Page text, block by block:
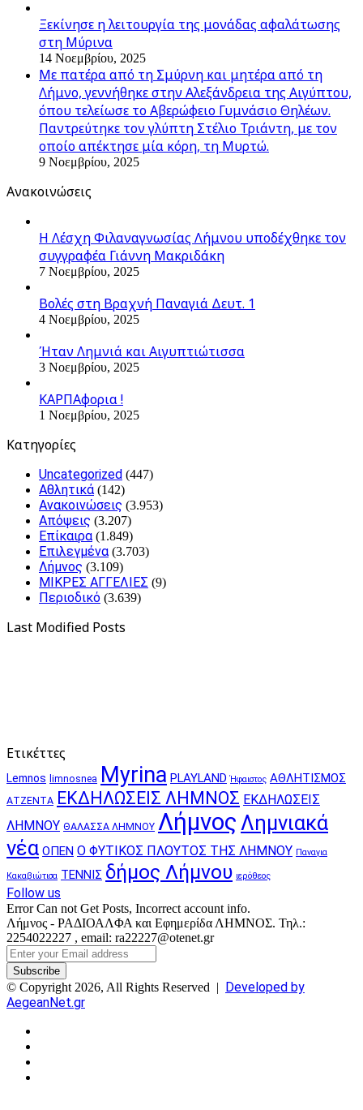
Ξεκίνησε η λειτουργία της μονάδας αφαλάτωσης
στη Μύρινα
14 Νοεμβρίου, 2025
Με πατέρα από τη Σμύρνη και μητέρα από τη
Λήμνο, γεννήθηκε στην Αλεξάνδρεια της Αιγύπτου,
όπου τελείωσε το Αβερώφειο Γυμνάσιο Θηλέων.
Παντρεύτηκε τον γλύπτη Στέλιο Τριάντη, με τον
οποίο απέκτησε μία κόρη, τη Μυρτώ.
9 Νοεμβρίου, 2025
Ανακοινώσεις
Η Λέσχη Φιλαναγνωσίας Λήμνου υποδέχθηκε τον
συγγραφέα Γιάννη Μακριδάκη
7 Νοεμβρίου, 2025
Βολές στη Βραχνή Παναγιά Δευτ. 1
4 Νοεμβρίου, 2025
Ήταν Λημνιά και Αιγυπτιώτισσα
3 Νοεμβρίου, 2025
ΚΑΡΠΑφορια !
1 Νοεμβρίου, 2025
Kατηγορίες
Uncategorized (447)
Αθλητικά (142)
Ανακοινώσεις (3.953)
Απόψεις (3.207)
Επίκαιρα (1.849)
Επιλεγμένα (3.703)
Λήμνος (3.109)
ΜΙΚΡΕΣ ΑΓΓΕΛΙΕΣ (9)
Περιοδικό (3.639)
Last Modified Posts
Ετικέττες
Lemnos limnosnea Myrina PLAYLAND Ήφαιστος ΑΘΛΗΤΙΣΜΟΣ
ΑΤΖΕΝΤΑ ΕΚΔΗΛΩΣΕΙΣ ΛΗΜΝΟΣ ΕΚΔΗΛΩΣΕΙΣ
ΛΗΜΝΟΥ ΘΑΛΑΣΣΑ ΛΗΜΝΟΥ Λήμνος Λημνιακά
νέα ΟΠΕΝ Ο ΦΥΤΙΚΟΣ ΠΛΟΥΤΟΣ ΤΗΣ ΛΗΜΝΟΥ Παναγια
Κακαβιώτισα ΤΕΝΝΙΣ δήμος Λήμνου ιερόθεος
Follow us
Error Can not Get Posts, Incorrect account info.
Λήμνος - ΡΑΔΙΟΑΛΦΑ και Εφημερίδα ΛΗΜΝΟΣ. Τηλ.:
2254022227 , email: ra22227@otenet.gr
Enter
your
Email
address
© Copyright 2026, All Rights Reserved | Developed by
AegeanNet.gr